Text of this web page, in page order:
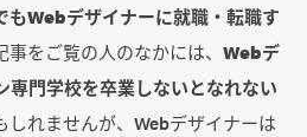
もWebデザイナーに就職・転職す
事をご覧の人のなかには、 Webデ
専門学校を卒業しないとなれない
しれませんが、Webデザイナーは